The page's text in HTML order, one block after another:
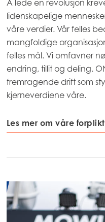
Mowi Faroe Islands
Mowi France
Mowi Germany
Mowi Ireland
Mowi Italy
Mowi Netherlands
Mowi Poland
Mowi Spain
Mowi Turkey
Å lede en revolusjon
lidenskapelige
våre verdier. Vår felles
mangfoldige
felles mål. Vi omfavner
endring, tillit og deling.
fremragende drift som
kjerneverdiene våre.
Les mer om våre